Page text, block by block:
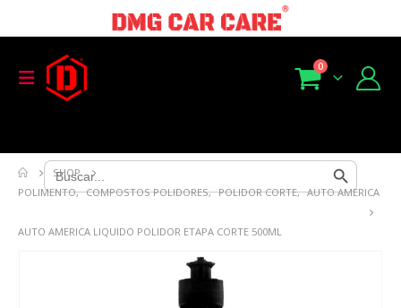
Search
for:
Search Button
0
SHOP
POLIMENTO, COMPOSTOS POLIDORES, POLIDOR CORTE, AUTO AMERICA
AUTO AMERICA LIQUIDO POLIDOR ETAPA CORTE 500ML